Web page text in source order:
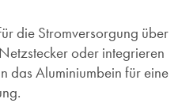
die Stromversorgung über
oder integrieren
das Aluminiumbein für eine